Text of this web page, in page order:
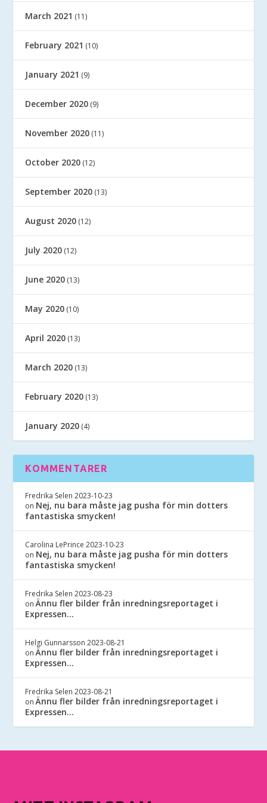
March 2021 (11)
February 2021 (10)
January 2021 (9)
December 2020 (9)
November 2020 (11)
October 2020 (12)
September 2020 (13)
August 2020 (12)
July 2020 (12)
June 2020 (13)
May 2020 (10)
April 2020 (13)
March 2020 (13)
February 2020 (13)
January 2020 (4)
KOMMENTARER
Fredrika Selen 2023-10-23
on Nej, nu bara måste jag pusha för min dotters
fantastiska smycken!
Carolina LePrince 2023-10-23
on Nej, nu bara måste jag pusha för min dotters
fantastiska smycken!
Fredrika Selen 2023-08-23
onÄnnu fler bilder från inredningsreportaget i
Expressen…
Helgi Gunnarsson 2023-08-21
onÄnnu fler bilder från inredningsreportaget i
Expressen…
Fredrika Selen 2023-08-21
onÄnnu fler bilder från inredningsreportaget i
Expressen…